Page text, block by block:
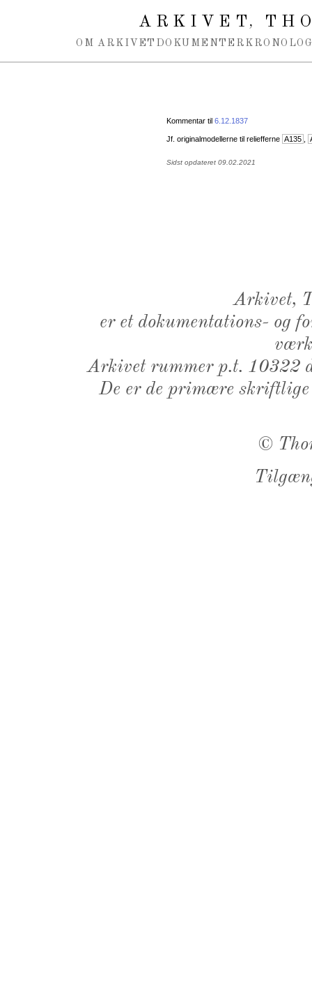
ARKIVET,
OM ARKIVET DOKUMENTER
Kommentar til 6.12.1837
Jf. originalmodellerne til reliefferne A135
Sidst opdateret 09.02.2021
Arkivet,
er et dokumentations- og
Arkivet rummer p.t. 10322
De er de primære
©